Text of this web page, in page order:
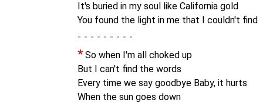
It's buried in my soul like California gold
You found the light in me that I couldn't find
-
* So when I'm all choked up
But I can't find the words
Every time we say goodbye Baby, it hurts
When the sun goes down